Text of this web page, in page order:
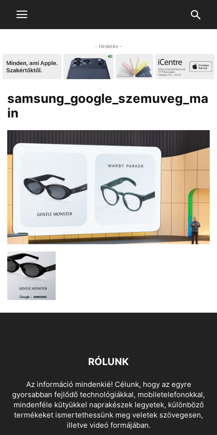
- Hirdetés -
samsung_google_szemuveg_ma
in
RÓLUNK
Az információ mindenkié! Célunk, hogy az egyre
gyorsabban fejlődő technológiákkal, mobiletelefonokkal,
mindenféle kütyükkel naprakészek legyetek, különböző
termékeket ismertethessünk meg veletek szövegesen,
illetve videó formájában.